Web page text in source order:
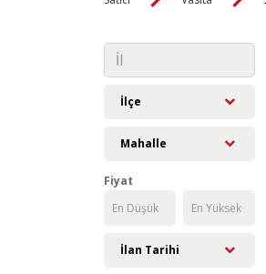
İlçe
Mahalle
Fiyat
İlan Tarihi